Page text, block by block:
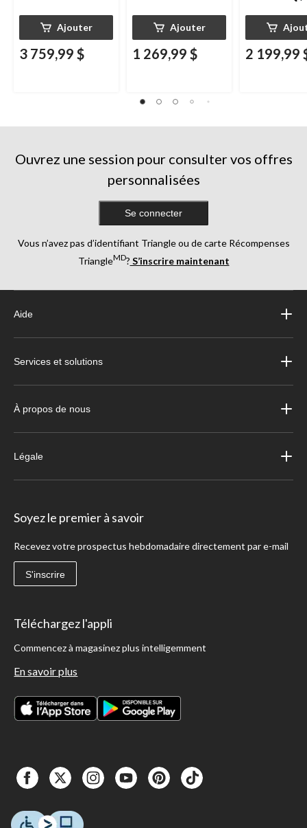
Ajouter
3 759,99 $
Ajouter
1 269,99 $ 2 199,99
Ouvrez une session pour consulter vos offres
personnalisées
Se connecter
Vous n’avez pas d’identifiant Triangle ou de carte Récompenses
TriangleMD? S’inscrire maintenant
Aide
Services et solutions
À propos de nous
Légale
Soyez le premier à savoir
Recevez votre prospectus hebdomadaire directement par e-mail
S'inscrire
Téléchargez l'appli
Commencez à magasinez plus intelligemment
En savoir plus